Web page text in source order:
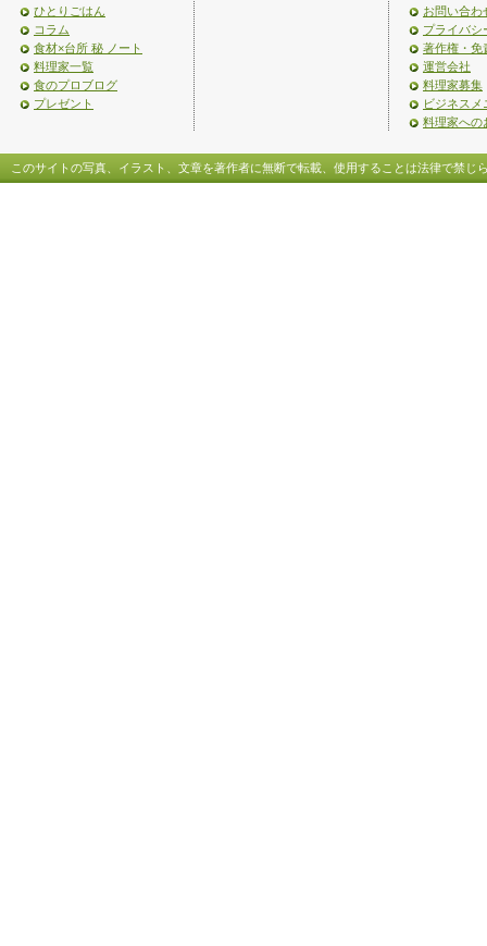
ひとりごはん
コラム
食材×台所 秘 ノート
料理家一覧
食のプロブログ
プレゼント
お問い合わ
プライバシ
著作権・免
運営会社
料理家募集
ビジネスメ
料理家への
このサイトの写真、イラスト、文章を著作者に無断で転載、使用することは法律で禁じ